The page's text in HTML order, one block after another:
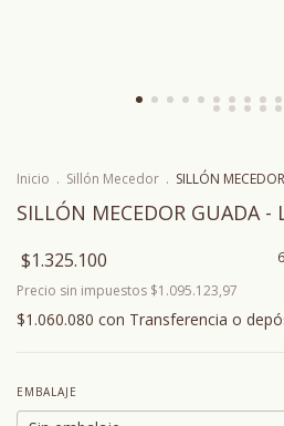
Inicio . Sillón Mecedor . SILLÓN
SILLÓN MECEDOR GUADA -
$1.325.100 6
Precio sin impuestos $1.095.123,97
$1.060.080 con Transferencia o
EMBALAJE